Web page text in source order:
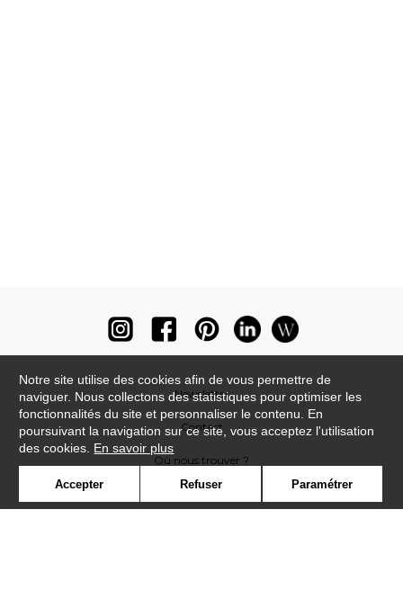
Newsletter
Contact
Où nous trouver ?
Notre site utilise des cookies afin de vous permettre de
naviguer. Nous collectons des statistiques pour optimiser les
fonctionnalités du site et personnaliser le contenu. En
poursuivant la navigation sur ce site, vous acceptez l'utilisation
des cookies. En savoir plus
Accepter Refuser Paramétrer